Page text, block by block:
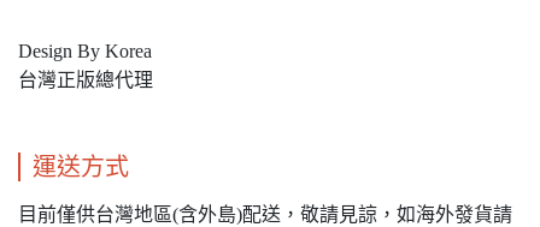
Design By Korea
台灣正版總代理
運送方式
目前僅供台灣地區(含外島)配送，敬請見諒，如海外發貨請